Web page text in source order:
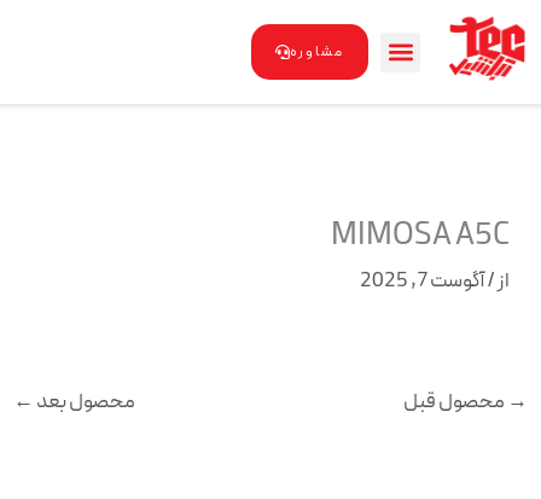
محتوا
مشاوره
MIMOSA A5C
از/آگوست 7, 2025
→ محصول قبل محصول بعد ←